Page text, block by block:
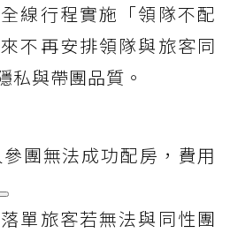
線行程實施「領隊不配
不再安排領隊與旅客同
私與帶團品質。
團無法成功配房，費用
單旅客若無法與同性團